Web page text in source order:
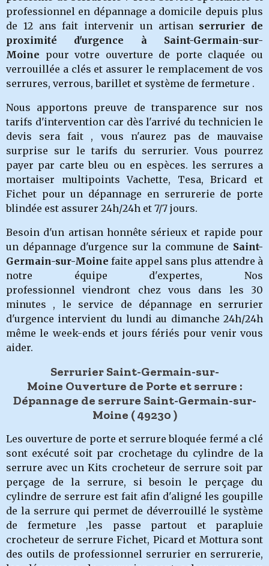
professionnel en dépannage a domicile depuis plus
de 12 ans fait intervenir un artisan serrurier de
proximité d'urgence à Saint-Germain-sur-
Moine pour votre ouverture de porte claquée ou
verrouillée a clés et assurer le remplacement de vos
serrures, verrous, barillet et système de fermeture .
Nous apportons preuve de transparence sur nos
tarifs d'intervention car dès l'arrivé du technicien le
devis sera fait , vous n'aurez pas de mauvaise
surprise sur le tarifs du serrurier. Vous pourrez
payer par carte bleu ou en espèces. les serrures a
mortaiser multipoints Vachette, Tesa, Bricard et
Fichet pour un dépannage en serrurerie de porte
blindée est assurer 24h/24h et 7/7 jours.
Besoin d'un artisan honnête sérieux et rapide pour
un dépannage d'urgence sur la commune de Saint-
Germain-sur-Moine faite appel sans plus attendre à
notre équipe d'expertes, Nos
professionnel viendront chez vous dans les 30
minutes , le service de dépannage en serrurier
d'urgence intervient du lundi au dimanche 24h/24h
même le week-ends et jours fériés pour venir vous
aider.
Serrurier Saint-Germain-sur-
Moine Ouverture de Porte et serrure :
Dépannage de serrure Saint-Germain-sur-
Moine ( 49230 )
Les ouverture de porte et serrure bloquée fermé a clé
sont exécuté soit par crochetage du cylindre de la
serrure avec un Kits crocheteur de serrure soit par
perçage de la serrure, si besoin le perçage du
cylindre de serrure est fait afin d'aligné les goupille
de la serrure qui permet de déverrouillé le système
de fermeture ,les passe partout et parapluie
crocheteur de serrure Fichet, Picard et Mottura sont
des outils de professionnel serrurier en serrurerie,